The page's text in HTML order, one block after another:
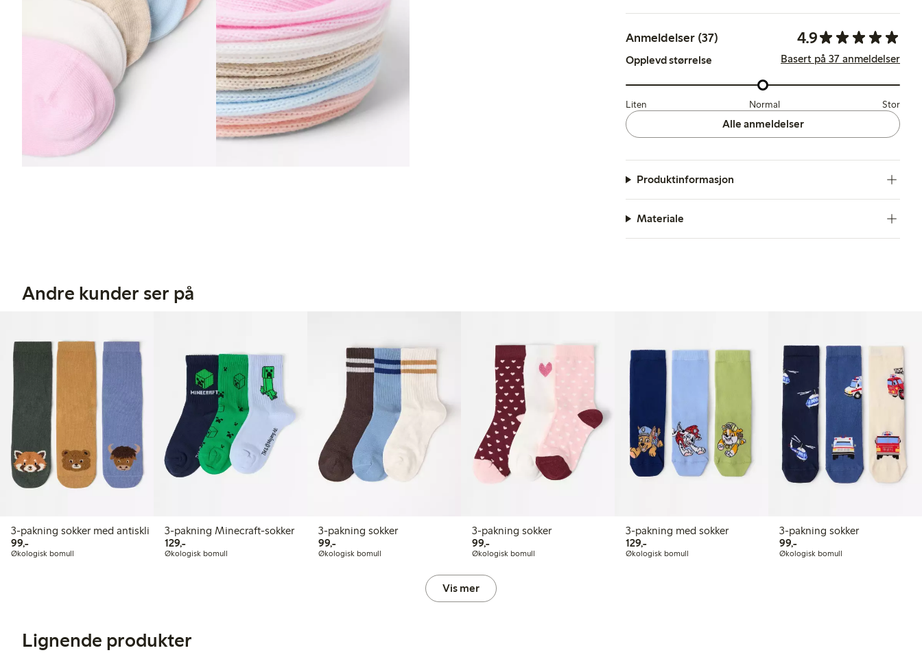
Anmeldelser (37) 4.9
Opplevd størrelse Basert på 37 anmeldelser
Liten Normal Stor
Alle anmeldelser
Produktinformasjon
Materiale
Andre kunder ser på
3-pakning sokker med antiskli
99,-99,00 kr
Økologisk bomull
3-pakning Minecraft-sokker
129,-129,00 kr
Økologisk bomull
3-pakning sokker
99,-99,00 kr
Økologisk bomull
3-pakning sokker
99,-99,00 kr
Økologisk bomull
3-pakning med sokker
129,-129,00 kr
Økologisk bomull
3-pakning sokker
99,-99,00 kr
Økologisk bomull
Vis mer
Lignende produkter